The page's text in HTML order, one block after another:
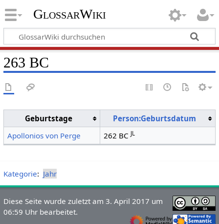
GlossarWiki
263 BC
Geburtstage
Person:Geburtsdatum
Apollonios von Perge
262 BCJL
Kategorie: Jahr
Diese Seite wurde zuletzt am 3. April 2017 um
06:59 Uhr bearbeitet.